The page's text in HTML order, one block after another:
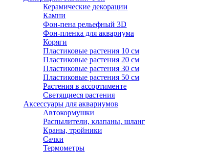
Керамические декорации
Камни
Фон-пена рельефный 3D
Фон-пленка для аквариума
Коряги
Пластиковые растения 10 см
Пластиковые растения 20 см
Пластиковые растения 30 см
Пластиковые растения 50 см
Растения в ассортименте
Светящиеся растения
Аксессуары для аквариумов
Автокормушки
Распылители, клапаны, шланг
Краны, тройники
Сачки
Термометры